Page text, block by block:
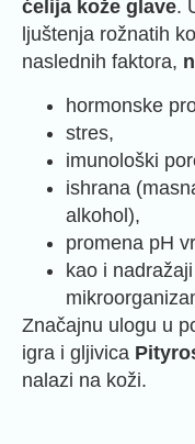
ćelija kože glave.
ljuštenja rožnatih
naslednih faktora,
hormonske
stres,
imunološki
ishrana
alkohol),
promena pH
kao i
Značajnu ulogu u
igra i gljivica
nalazi na koži.